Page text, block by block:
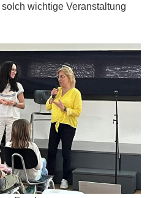
wichtige Veranstaltung